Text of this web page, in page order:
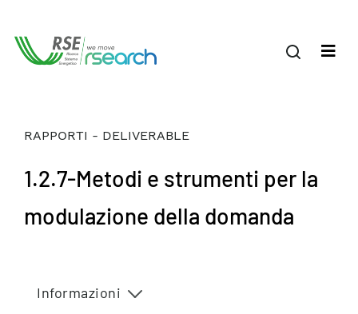
RAPPORTI - DELIVERABLE
1.2.7-Metodi e strumenti per la
modulazione della domanda
Informazioni